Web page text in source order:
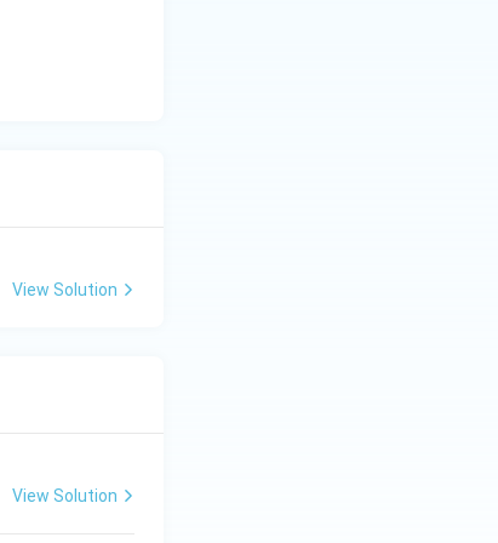
View Solution
View Solution